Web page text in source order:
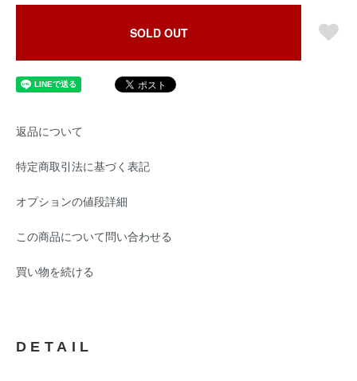
SOLD OUT
返品について
特定商取引法に基づく表記
オプションの値段詳細
この商品について問い合わせる
買い物を続ける
DETAIL